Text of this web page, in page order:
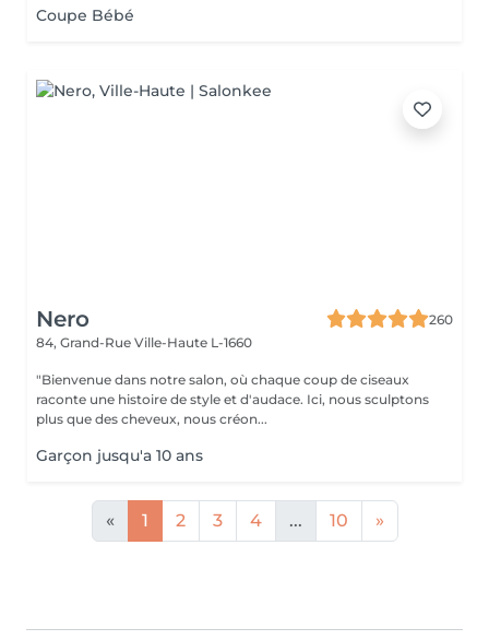
Coupe Bébé
Nero
260
84, Grand-Rue Ville-Haute L-1660
"Bienvenue dans notre salon, où chaque coup de ciseaux
raconte une histoire de style et d'audace. Ici, nous sculptons
plus que des cheveux, nous créon...
Garçon jusqu'a 10 ans
« 1 2 3 4 ... 10 »